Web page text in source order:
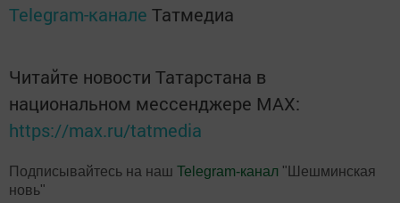
Telegram-канале Татмедиа
Читайте новости Татарстана в
национальном мессенджере MАХ:
https://max.ru/tatmedia
Подписывайтесь на наш Telegram-канал "Шешминская
новь"